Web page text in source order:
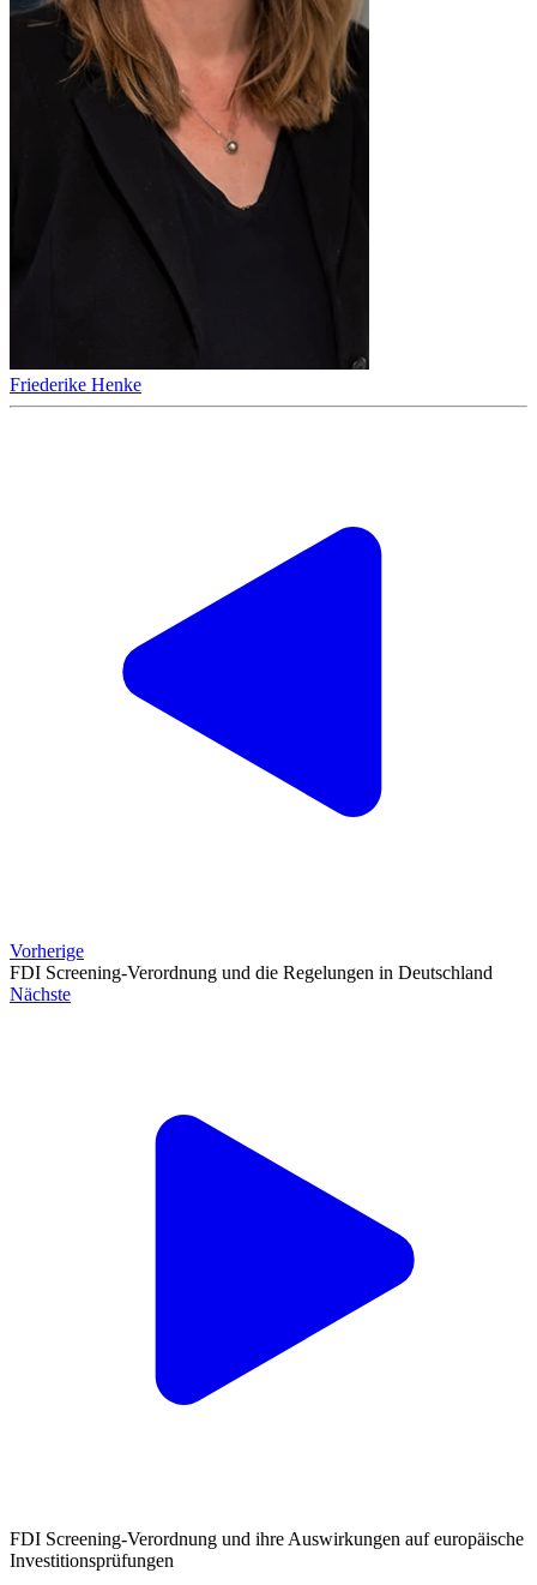
Friederike Henke
Vorherige
FDI Screening-Verordnung und die Regelungen in Deutschland
Nächste
FDI Screening-Verordnung und ihre Auswirkungen auf europäische
Investitionsprüfungen